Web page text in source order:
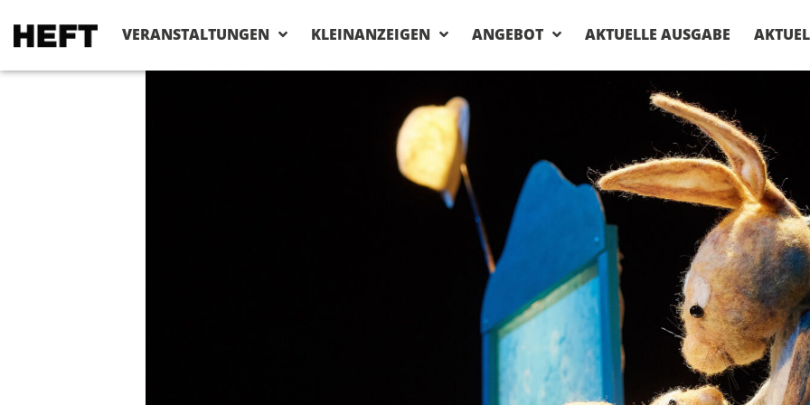
VERANSTALTUNGEN KLEINANZEIGEN ANGEBOT AKTUELLE AUSGABE